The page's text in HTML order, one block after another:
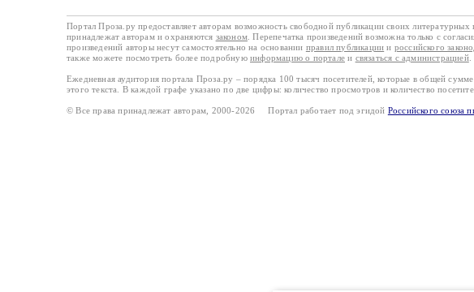
Портал Проза.ру предоставляет авторам возможность свободной публикации своих
принадлежат авторам и охраняются законом . Перепечатка произведений возможна только с
произведений авторы несут самостоятельно на основании правил публикации и российского
также можете посмотреть более подробную информацию о портале и связаться с администрацией.
Ежедневная аудитория портала Проза.ру – порядка 100 тысяч посетителей, которые в общей
этого текста. В каждой графе указано по две цифры: количество просмотров и количество
© Все права принадлежат авторам, 2000-2026 Портал работает под эгидой Российского союза